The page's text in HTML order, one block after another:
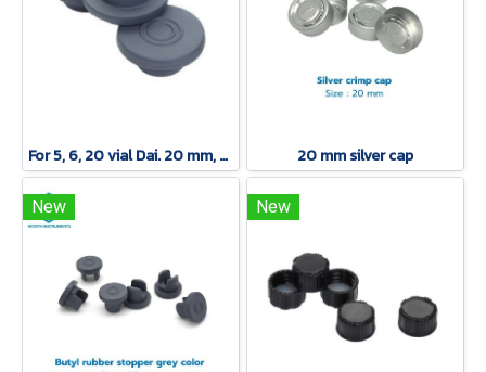
For 5, 6, 20 vial Dai. 20 mm, Chlorobutyl Rubber Stopper 20 mm silver cap
New New